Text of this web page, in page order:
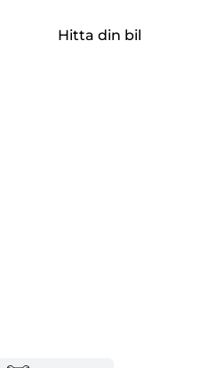
Hitta din bil